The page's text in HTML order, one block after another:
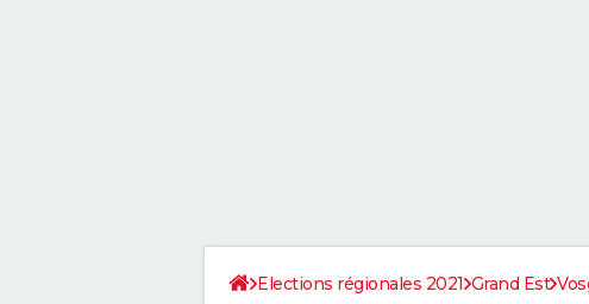
Elections régionales 2021 Grand Est